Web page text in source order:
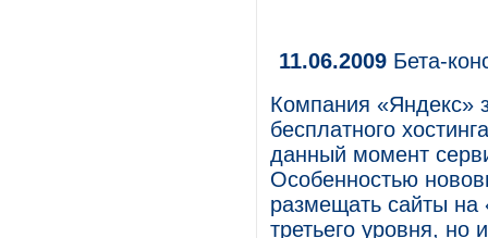
11.06.2009 Бета-
Компания «Яндекс»
бесплатного
данный момент
Особенностью
размещать сайты
третьего уровня,